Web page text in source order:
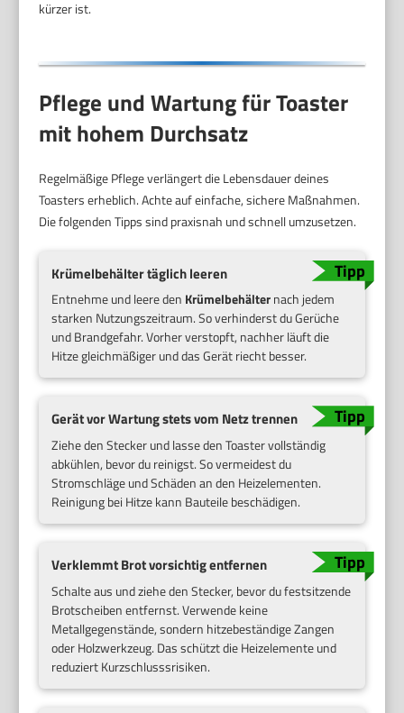
kürzer ist.
Pflege und Wartung für Toaster
mit hohem Durchsatz
Regelmäßige Pflege verlängert die Lebensdauer deines
Toasters erheblich. Achte auf einfache, sichere Maßnahmen.
Die folgenden Tipps sind praxisnah und schnell umzusetzen.
Krümelbehälter täglich leeren
Entnehme und leere den Krümelbehälternach jedem
starken Nutzungszeitraum. So verhinderst du Gerüche
und Brandgefahr. Vorher verstopft, nachher läuft die
Hitze gleichmäßiger und das Gerät riecht besser.
Gerät vor Wartung stets vom Netz trennen
Ziehe den Stecker und lasse den Toaster vollständig
abkühlen, bevor du reinigst. So vermeidest du
Stromschläge und Schäden an den Heizelementen.
Reinigung bei Hitze kann Bauteile beschädigen.
Verklemmt Brot vorsichtig entfernen
Schalte aus und ziehe den Stecker, bevor du festsitzende
Brotscheiben entfernst. Verwende keine
Metallgegenstände, sondern hitzebeständige Zangen
oder Holzwerkzeug. Das schützt die Heizelemente und
reduziert Kurzschlusssrisiken.